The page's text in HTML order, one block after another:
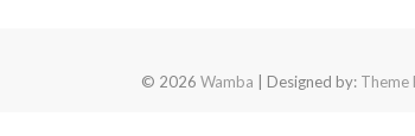
© 2026 Wamba | Designed by: Theme